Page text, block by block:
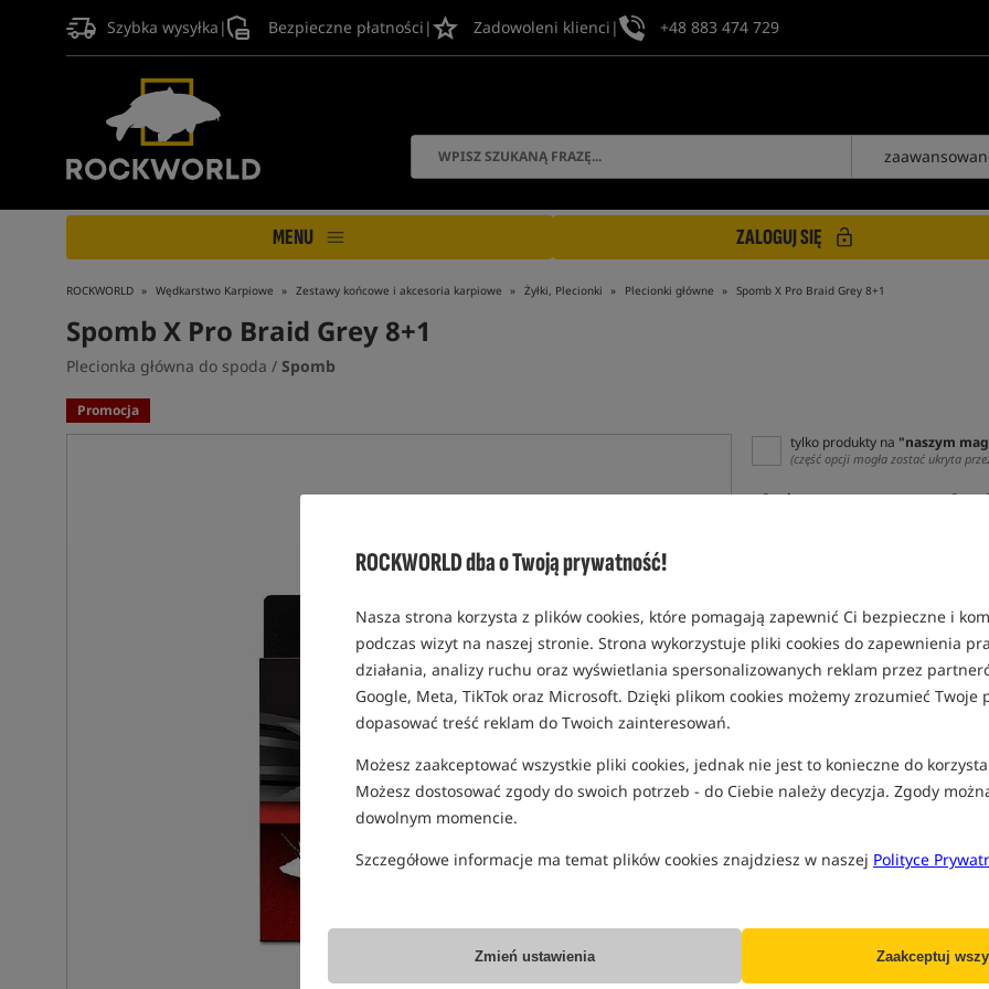
ROCKWORLD dba o Twoją prywatność!
Nasza strona korzysta z plików cookies, które pomagają zapewnić Ci bezpieczne i
podczas wizyt na naszej stronie. Strona wykorzystuje pliki cookies do zapewnienia
działania, analizy ruchu oraz wyświetlania spersonalizowanych reklam przez
Google, Meta, TikTok oraz Microsoft. Dzięki plikom cookies możemy zrozumieć Twoje
dopasować treść reklam do Twoich zainteresowań.
Możesz zaakceptować wszystkie pliki cookies, jednak nie jest to konieczne do
Możesz dostosować zgody do swoich potrzeb - do Ciebie należy decyzja. Zgody
dowolnym momencie.
Szczegółowe informacje ma temat plików cookies znajdziesz w naszej Polityce
Zmień ustawienia Zaakceptuj
Szybka wysyłka | Bezpieczne płatności | Zadowoleni klienci | +48 883 474 729
MENU ZALOGUJ SIĘ
ROCKWORLD Wędkarstwo Karpiowe Zestawy końcowe i akcesoria karpiowe Żyłki, Plecionki Plecionki główne Spomb X Pro Braid Grey 8+1
Spomb X Pro Braid Grey 8+1
Plecionka główna do spoda / Spomb
Promocja
tylko produkty na "naszym
(część opcji mogła zostać ukryta
Opcja Cena
EAN: 5056212183784
1,57
SPODZIEWANA WYSYŁKA
Dostawa już od:7.99 PLN